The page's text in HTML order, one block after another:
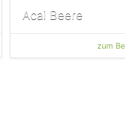
Acai Beere
zum